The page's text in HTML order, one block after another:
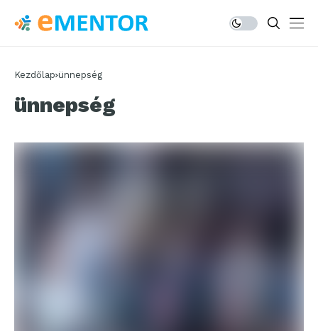
Kezdőlap ünnepség
ünnepség